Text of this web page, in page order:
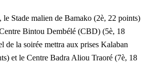
le Stade malien de Bamako (2è, 22 points)
Bintou Dembélé (CBD) (5è, 18
de la soirée mettra aux prises Kalaban
et le Centre Badra Aliou Traoré (7è, 18